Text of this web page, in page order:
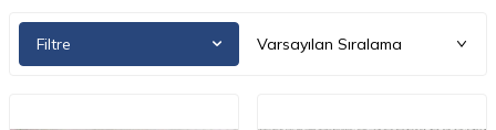
Filtre